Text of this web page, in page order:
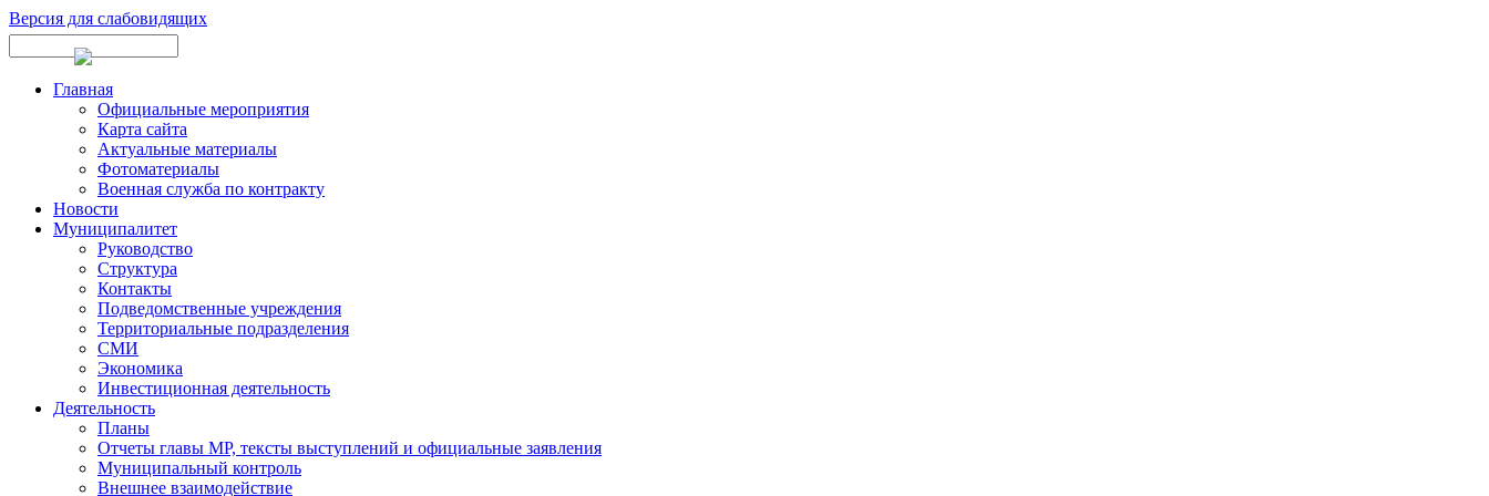
Версия для слабовидящих
Главная
Официальные мероприятия
Карта сайта
Актуальные материалы
Фотоматериалы
Военная служба по контракту
Новости
Муниципалитет
Руководство
Структура
Контакты
Подведомственные учреждения
Территориальные подразделения
СМИ
Экономика
Инвестиционная деятельность
Деятельность
Планы
Отчеты главы МР, тексты выступлений и официальные заявления
Муниципальный контроль
Внешнее взаимодействие